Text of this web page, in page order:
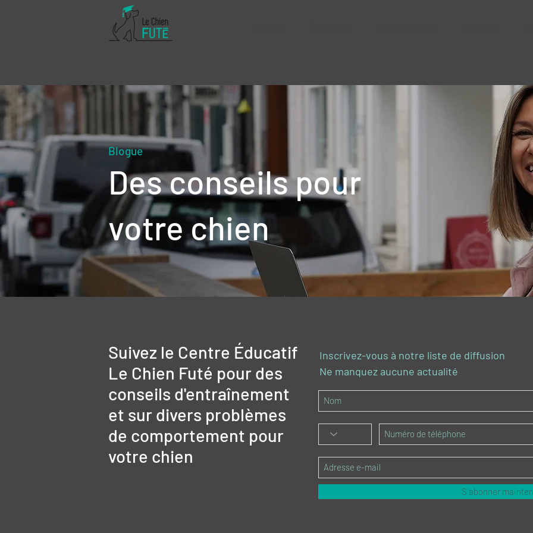
Blogue
Des conseils pour
votre chien
Suivez le Centre Éducatif
Le Chien Futé pour des
conseils d'entraînement
et sur divers problèmes
de comportement pour
votre chien
Inscrivez-vous à notre liste de diffusion
Ne manquez aucune actualité
S`abonner